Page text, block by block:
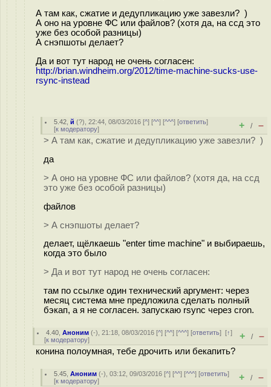
А там как, сжатие и дедупликацию уже завезли? )
А оно на уровне ФС или файлов? (хотя да, на ссд это
уже без особой разницы)
А снэпшоты делает?
Да и вот тут народ не очень согласен:
http://brian.windheim.org/2012/time-machine-sucks-use-
rsync-instead
5.42 ,й (?), 22:44, 08/03/2016 [^] [^^] [^^^] [ответить]
[к модератору] + / –
> А там как, сжатие и дедупликацию уже завезли? )
да
> А оно на уровне ФС или файлов? (хотя да, на ссд
это уже без особой разницы)
файлов
> А снэпшоты делает?
делает, щёлкаешь "enter time machine" и выбираешь,
когда это было
> Да и вот тут народ не очень согласен:
там по ссылке один технический аргумент: через
месяц система мне предложила сделать полный
бэкап, а я не согласен. запускаю rsync через cron.
4.40 ,Аноним (-), 21:18, 08/03/2016 [^] [^^] [^^^] [ответить][↑]
[к модератору] + / –
конина полоумная, тебе дро⁠чить или бекапить?
5.45 ,Аноним (-), 03:12, 09/03/2016 [^] [^^] [^^^] [ответить]
[к модератору] + / –